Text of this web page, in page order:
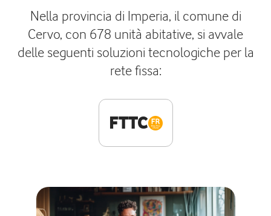
Nella provincia di Imperia, il comune di
Cervo, con 678 unità abitative, si avvale
delle seguenti soluzioni tecnologiche per la
rete fissa:
FTTC